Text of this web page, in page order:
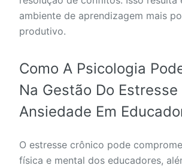
ambiente de aprendizagem mais
produtivo.
Como A Psicologia
Na Gestão Do Estresse
Ansiedade Em
O estresse crônico pode
física e mental dos educadores,